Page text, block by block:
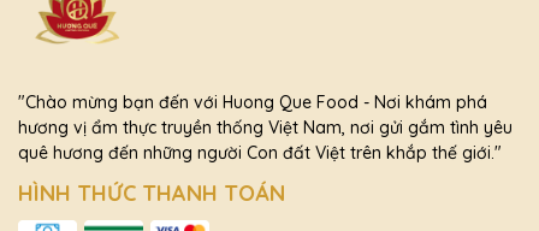
"Chào mừng bạn đến với Huong Que Food - Nơi khám phá
hương vị ẩm thực truyền thống Việt Nam, nơi gửi gắm tình yêu
quê hương đến những người Con đất Việt trên khắp thế giới."
HÌNH THỨC THANH TOÁN